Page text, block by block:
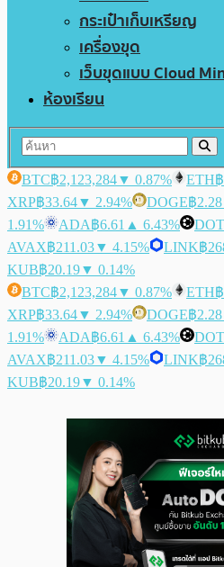
กระเป๋าเก็บเหรียญ
เครื่องขุด
เว็บขุดแบบ Cloud
ห้องเรียน
BTC฿2,123,284▼ 0.87% ETH
XRP฿33.64▼ 2.94% DOGE฿2.28
1.91%
ADA฿6.61 ▲ 6.43% DOT
AVAX฿211.03▼ 4.15% LINK฿
KUB฿20.19▼ 0.14%
BTC฿2,123,284▼ 0.87% ETH
XRP฿33.64▼ 2.94% DOGE฿2.28
1.91%
ADA฿6.61 ▲ 6.43% DOT
AVAX฿211.03▼ 4.15% LINK฿
KUB฿20.19▼ 0.14%